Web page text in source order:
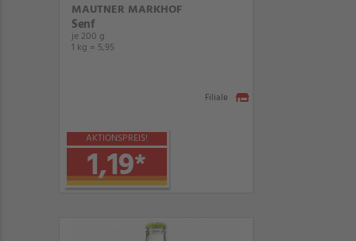
MAUTNER MARKHOF
Senf
je 200 g
1 kg = 5,95
AKTIONSPREIS!
1,19*
Filiale